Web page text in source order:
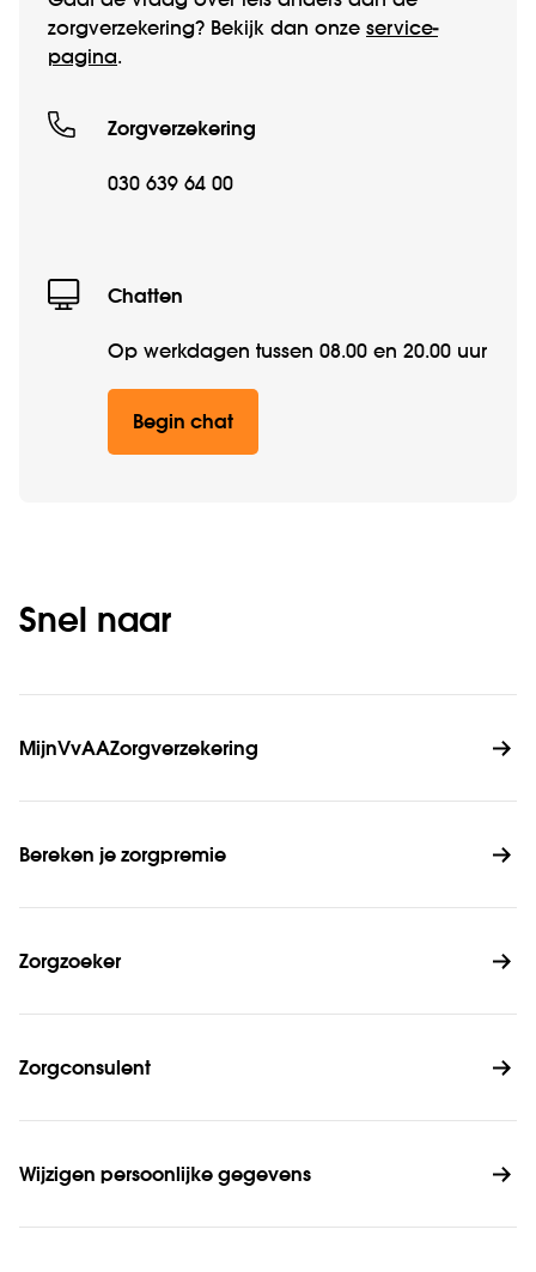
zorgverzekering? Bekijk dan onze service­
pagina.
Zorgverzekering
030 639 64 00
Chatten
Op werkdagen tussen 08.00 en 20.00 uur
Begin chat
Snel naar
MijnVvAAZorgverzekering
Bereken je zorgpremie
Zorgzoeker
Zorgconsulent
Wijzigen persoonlijke gegevens